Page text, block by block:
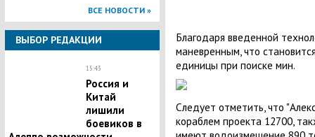
ВСЕ НОВОСТИ »
ВЫБОР РЕДАКЦИИ
15:43
Россия и
Китай
лишили
боевиков в
Благодаря введенной
маневренным, что
единицы при поиске мин.
Следует отметить, что
кораблем проекта 12700,